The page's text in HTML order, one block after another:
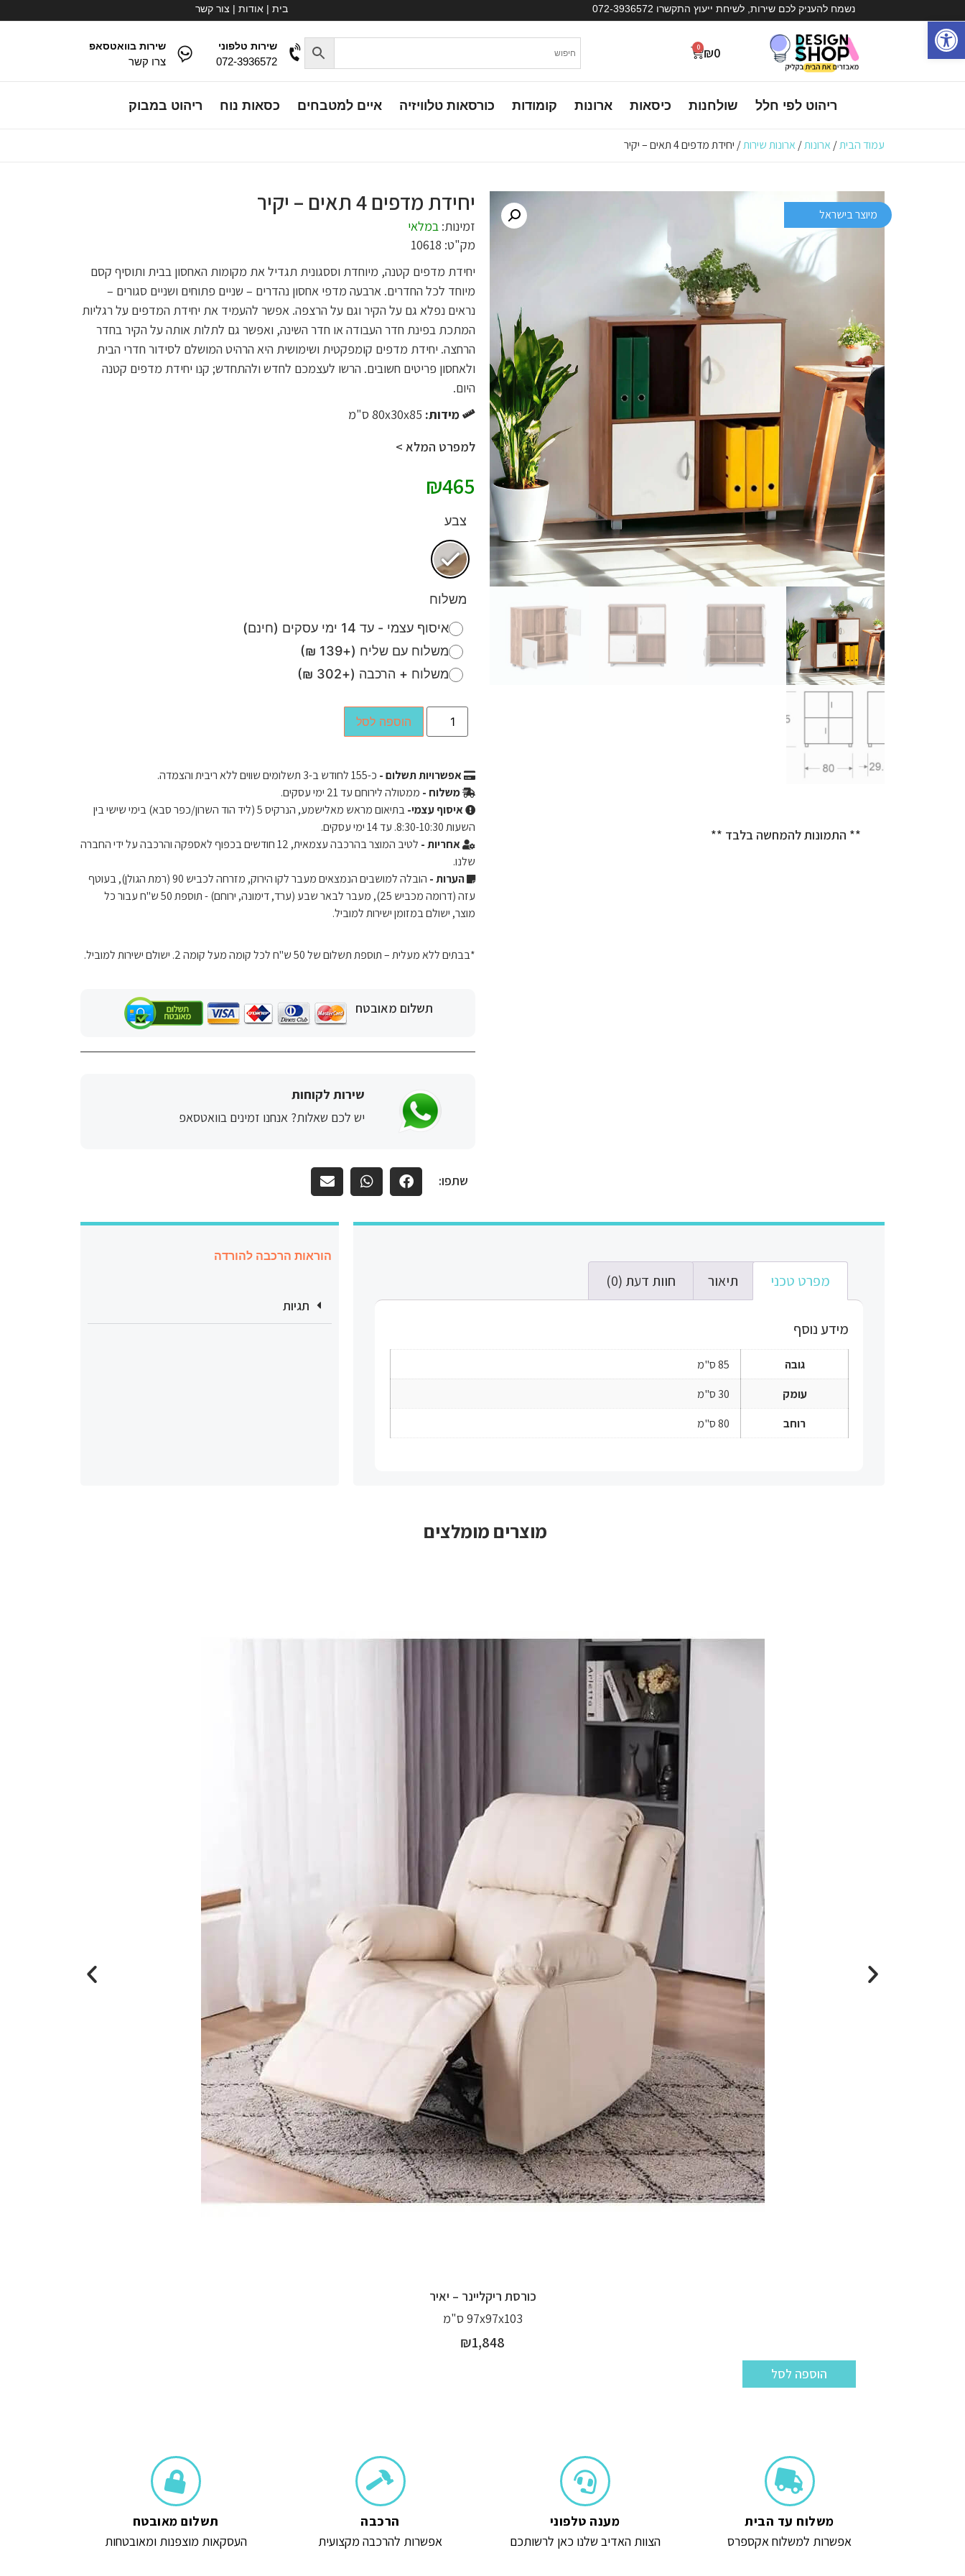
נשמח להעניק לכם שירות, לשיחת ייעוץ התקשרו 072-3936572 בית | אודות | צור קשר
₪0
0 שירות טלפוני
072-3936572
שירות בוואטסאפ
צרו קשר
ריהוט לפי חלל שולחנות כיסאות ארונות קומודות כורסאות טלוויזיה איים למטבחים כסאות נוח ריהוט במבוק
עמוד הבית/ ארונות/ ארונות שירות/ יחידת מדפים 4 תאים – יקיר
** התמונות להמחשה בלבד **
מיוצר בישראל יחידת מדפים 4 תאים – יקיר
זמינות: במלאי
מק"ט: 10618
יחידת מדפים קטנה, מיוחדת וססגונית תגדיל את מקומות האחסון בבית ותוסיף קסם
מיוחד לכל החדרים. ארבעה מדפי אחסון נהדרים – שניים פתוחים ושניים סגורים –
נראים נפלא גם על הקיר וגם על הרצפה. אפשר להעמיד את יחידת המדפים על רגליות
המתכת בפינת חדר העבודה או חדר השינה, ואפשר גם לתלות אותה על הקיר בחדר
הרחצה. יחידת מדפים קומפקטית ושימושית היא הרהיט המושלם לסידור חדרי הבית
ולאחסון פריטים חשובים. הרשו לעצמכם לחדש ולהתחדש; קנו יחידת מדפים קטנה
היום.
מידות: 80x30x85 ס"מ
למפרט המלא >
₪465
צבע
משלוח
איסוף עצמי - עד 14 ימי עסקים (חינם)
משלוח עם שליח (+139 ₪)
משלוח + הרכבה (+302 ₪)
הוספה לסל
אפשרויות תשלום - כ-155לחודש ב-3 תשלומים שווים ללא ריבית והצמדה.
משלוח - ממטולה לירוחם עד 21 ימי עסקים.
איסוף עצמי-
בתיאום מראש מאלישמע, הנרקיס 5 (ליד הוד השרון/כפר סבא) בימי שישי בין
השעות 8:30-10:30. עד 14 ימי עסקים.
אחריות -
לטיב המוצר בהרכבה עצמאית, 12 חודשים בכפוף לאספקה ​​והרכבה על ידי החברה
שלנו.
הערות -
הובלה למושבים הנמצאים מעבר לקו הירוק, מזרחה לכביש 90 (רמת הגולן), בעוטף
עזה (דרומה מכביש 25), מעבר לבאר שבע (ערד, דימונה, ירוחם) - תוספת 50 ש"ח עבור כל
מוצר, ישולם במזומן ישירות למוביל.
*בבתים ללא מעלית – תוספת תשלום של 50 ש"ח לכל קומה מעל קומה 2. ישולם ישירות למוביל.
תשלום מאובטח
שירות לקוחות
יש לכם שאלות? אנחנו זמינים בוואטסאפ
שתפו:
מפרט טכני תיאור חוות דעת (0)
מידע נוסף
גובה
85 ס"מ
עומק
30 ס"מ
רוחב
80 ס"מ
הוראות הרכבה להורדה
תגיות
מוצרים מומלצים
כורסת ריקליינר – יאיר
97x97x103 ס"מ
₪1,848
הוספה לסל
משלוח עד הבית
אפשרות למשלוח אקספרס
מענה טלפוני
הצוות האדיב שלנו כאן לרשותכם
הרכבה
אפשרות להרכבה מקצועית
תשלום מאובטח
העסקאות מוצפנות ומאובטחות
פתח סרגל נגישות